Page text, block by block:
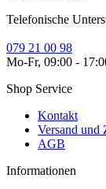
Telefonische
079 21 00 98
Mo-Fr, 09:00 -
Shop Service
Kontakt
Versand und
AGB
Informationen